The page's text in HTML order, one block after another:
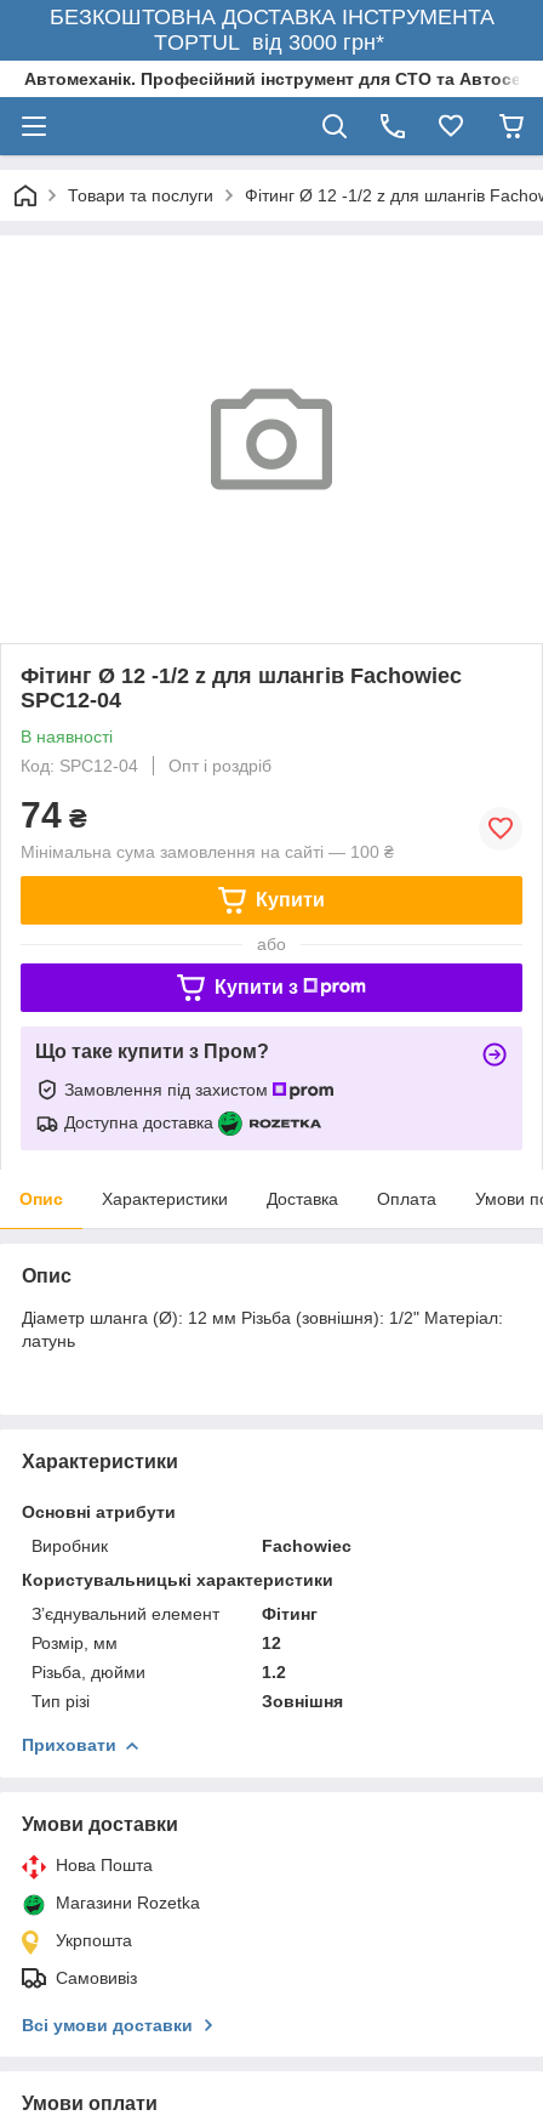
БЕЗКОШТОВНА ДОСТАВКА ІНСТРУМЕНТА
TOPTUL від 3000 грн*
Автомеханік. Професійний інструмент для СТО та
Товари та послуги Фітинг Ø 12 -1/2 z для шлангів
Фітинг Ø 12 -1/2 z для шлангів Fachowiec
SPC12-04
В наявності
Код: SPC12-04
Опт і роздріб
74 ₴
Мінімальна сума замовлення на сайті — 100 ₴
Купити
або
Купити з
Що таке купити з Пром?
Замовлення під захистом
Доступна доставка
Опис Характеристики Доставка Оплата Умови
Опис
Діаметр шланга (Ø): 12 мм Різьба (зовнішня): 1/2" Матеріал:
латунь
Характеристики
Основні атрибути
Виробник
Fachowiec
Користувальницькі характеристики
Зʼєднувальний елемент
Фітинг
Розмір, мм
12
Різьба, дюйми
1.2
Тип різі
Зовнішня
Приховати
Умови доставки
Нова Пошта
Магазини Rozetka
Укрпошта
Самовивіз
Всі умови доставки
Умови оплати